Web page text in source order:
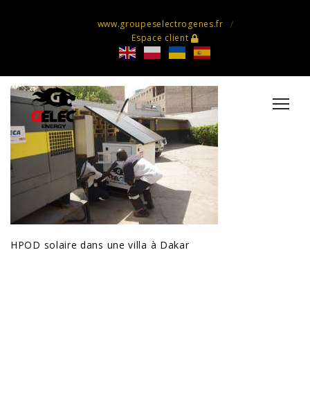
www.groupeselectrogenes.fr
Espace client
HPOD solaire dans une villa à Dakar